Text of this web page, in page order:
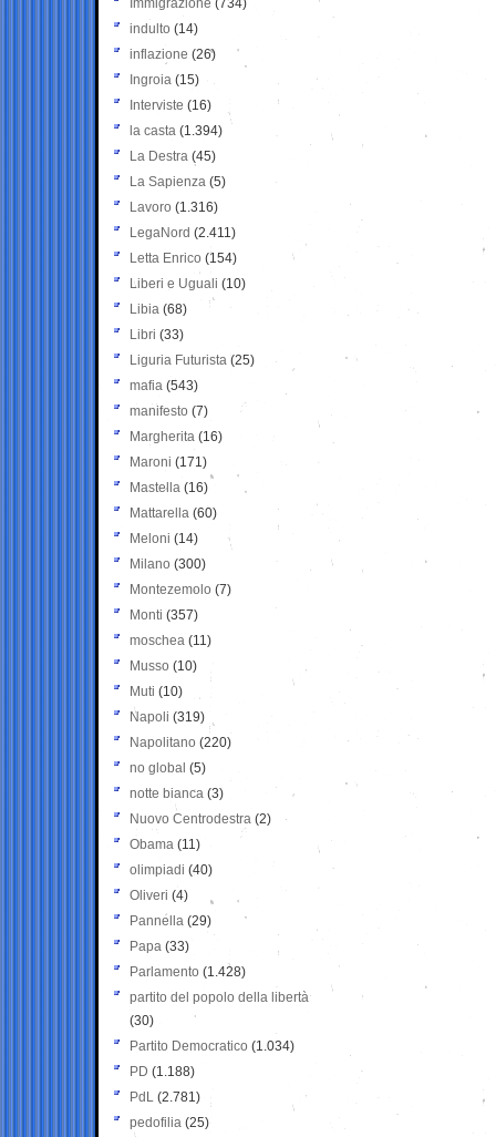
Immigrazione (734)
indulto (14)
inflazione (26)
Ingroia (15)
Interviste (16)
la casta (1.394)
La Destra (45)
La Sapienza (5)
Lavoro (1.316)
LegaNord (2.411)
Letta Enrico (154)
Liberi e Uguali (10)
Libia (68)
Libri (33)
Liguria Futurista (25)
mafia (543)
manifesto (7)
Margherita (16)
Maroni (171)
Mastella (16)
Mattarella (60)
Meloni (14)
Milano (300)
Montezemolo (7)
Monti (357)
moschea (11)
Musso (10)
Muti (10)
Napoli (319)
Napolitano (220)
no global (5)
notte bianca (3)
Nuovo Centrodestra (2)
Obama (11)
olimpiadi (40)
Oliveri (4)
Pannella (29)
Papa (33)
Parlamento (1.428)
partito del popolo della libertà
(30)
Partito Democratico (1.034)
PD (1.188)
PdL (2.781)
pedofilia (25)